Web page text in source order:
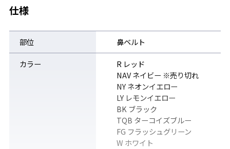
仕様
部位 鼻ベルト
カラー
R レッド
NAV ネイビー ※売り切れ
NY ネオンイエロー
LY レモンイエロー
BK ブラック
TQB ターコイズブルー
FG フラッシュグリーン
W ホワイト